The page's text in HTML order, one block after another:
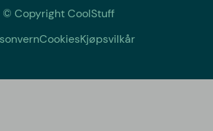
© Copyright CoolStuff
CookiesKjøpsvilkår